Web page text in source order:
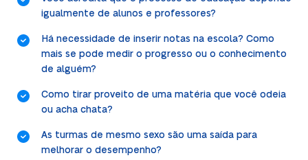
igualmente de alunos e professores?
Há necessidade de inserir notas na escola? Como
mais se pode medir o progresso ou o conhecimento
de alguém?
Como tirar proveito de uma matéria que você odeia
ou acha chata?
As turmas de mesmo sexo são uma saída para
melhorar o desempenho?